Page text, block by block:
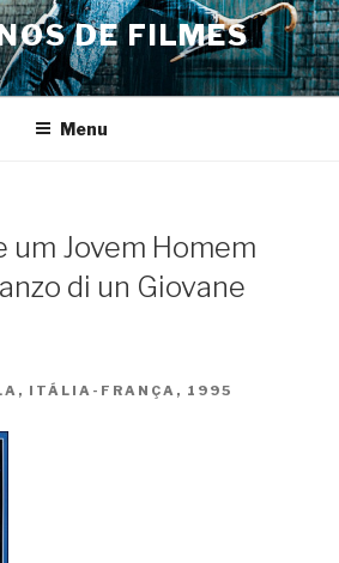
DE FILMES
Menu
um Jovem Homem
di un Giovane
ITÁLIA-FRANÇA, 1995